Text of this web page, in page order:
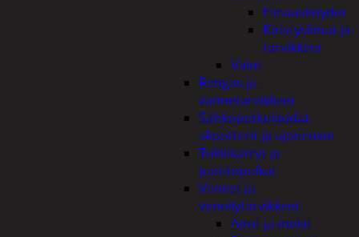
Hinausköydet
Kiristysliinat ja
tarvikkeet
Valot
Rengas ja -
vannetarvikkeet
Sähköpotkulaudat,
skootterit ja ajoneuvot
Tukkikärryt ja
juontopulkat
Veneet ja
veneilytarvikkeet
Airot ja melat